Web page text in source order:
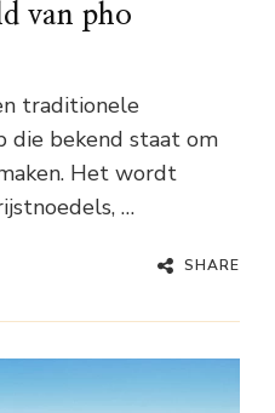
van pho
traditionele
die bekend staat om
Het wordt
…
SHARE